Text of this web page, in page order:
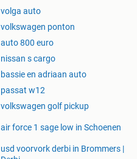
volga auto
volkswagen ponton
auto 800 euro
nissan s cargo
bassie en adriaan auto
passat w12
volkswagen golf pickup
air force 1 sage low in Schoenen
usd voorvork derbi in Brommers |